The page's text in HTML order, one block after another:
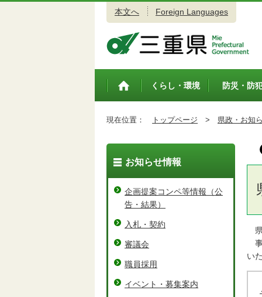
本文へ Foreign Languages
トップペ
くらし・環境 防災・防
現在位置： トップページ > 県政・お知
県
事
い
お知らせ情報
企画提案コンペ等情報（公
告・結果）
入札・契約
審議会
職員採用
イベント・募集案内